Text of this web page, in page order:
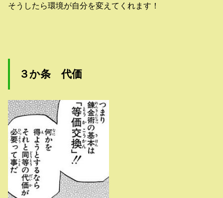
そうしたら環境が自分を変えてくれます！
３か条 代価